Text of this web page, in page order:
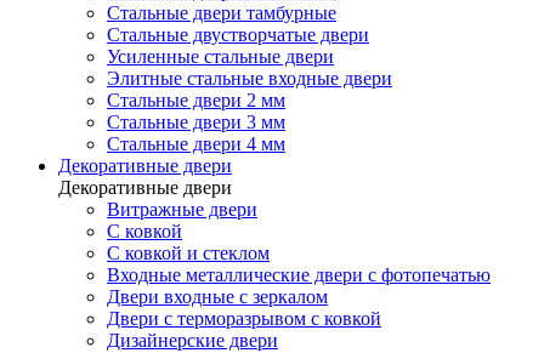
Стальные двери тамбурные
Стальные двустворчатые двери
Усиленные стальные двери
Элитные стальные входные двери
Стальные двери 2 мм
Стальные двери 3 мм
Стальные двери 4 мм
Декоративные двери
Декоративные двери
Витражные двери
С ковкой
С ковкой и стеклом
Входные металлические двери с фотопечатью
Двери входные с зеркалом
Двери с терморазрывом с ковкой
Дизайнерские двери